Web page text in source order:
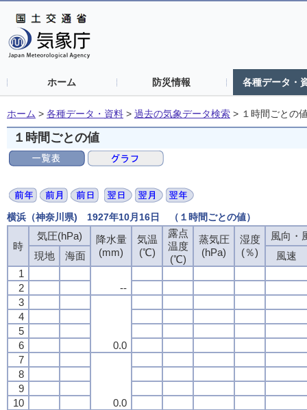
ホーム 防災情報 各種データ・
ホーム > 各種データ・資料 > 過去の気象データ検索 > １時間ごとの
１時間ごとの値
横浜（神奈川県) 1927年10月16日 （１時間ごとの値）
時
気圧(hPa)
降水量
(mm)
気温
(℃)
露点
温度
(℃)
蒸気圧
(hPa)
湿度
(％)
風向・
現地
海面
風速
1
--
2
3
0.0
4
5
6
7
0.0
8
9
10
時
気圧(hPa)
降水量
(mm)
気温
(℃)
露点
温度
(℃)
蒸気圧
(hPa)
湿度
(％)
風向・
現地
海面
風速
1
--
2
3
0.0
4
5
6
7
0.0
8
9
10
時
気圧(hPa)
降水量
(mm)
気温
(℃)
露点
温度
(℃)
蒸気圧
(hPa)
湿度
(％)
風向・
現地
海面
風速
1
--
2
3
0.0
4
5
6
7
0.0
8
9
10
時
気圧(hPa)
降水量
(mm)
気温
(℃)
露点
温度
(℃)
蒸気圧
(hPa)
湿度
(％)
風向・
現地
海面
風速
1
--
2
3
0.0
4
5
6
7
0.0
8
9
10